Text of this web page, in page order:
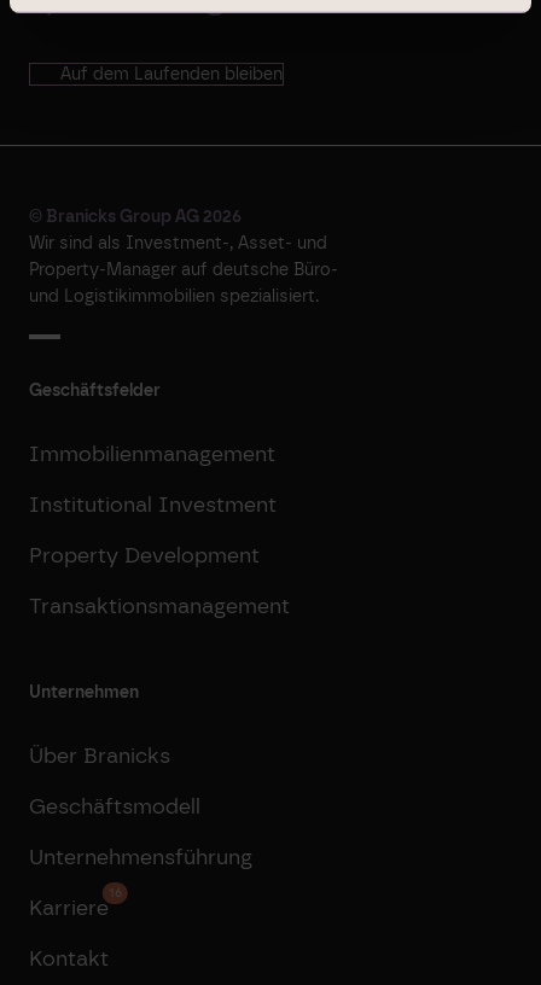
Auf dem Laufenden bleiben
© Branicks Group AG 2026
Wir sind als ­Investment-, ­Asset- und
­Property-Manager auf deutsche ­Büro-
und Logistikimmobilien spezialisiert.
Geschäftsfelder
Immobilienmanagement
Institutional Investment
Property Development
Transaktionsmanagement
Unternehmen
Über Branicks
Geschäftsmodell
Unternehmensführung
Karriere
16
Kontakt